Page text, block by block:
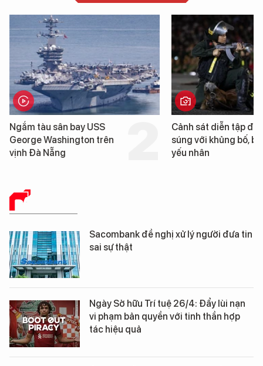
bay USS
trên
Cảnh sát diễn tập đấu
súng với khủng bố, bảo vệ
BÁO CHÍ SỐ
Sacombank đề nghị xử lý người đưa tin
sai sự thật
Ngày Sở hữu Trí tuệ 26/4: Đẩy lùi nạn
vi phạm bản quyền với tinh thần hợp
tác hiệu quả